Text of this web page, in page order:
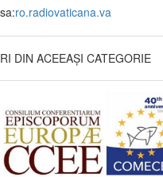
ro.radiovaticana.va
DIN ACEEAȘI CATEGORIE